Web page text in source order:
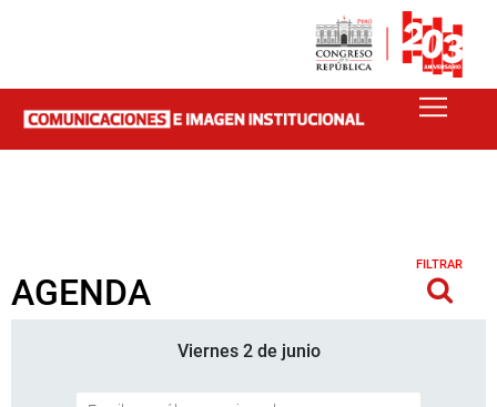
AGENDA
FILTRAR
Viernes 2 de junio